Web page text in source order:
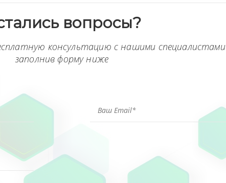
вопросы?
консультацию с нашими специалистами
заполнив форму ниже